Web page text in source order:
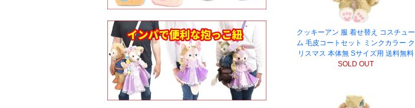
クッキーアン 服 着せ替え コスチュー
ム 毛皮コートセット ミンクカラー ク
リスマス 本体無 Sサイズ用 送料無料
SOLD OUT